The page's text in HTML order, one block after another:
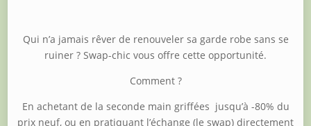
Qui n’a jamais rêver de renouveler sa garde robe sans se
ruiner ? Swap-chic vous offre cette opportunité.
Comment ?
En achetant de la seconde main griffées jusqu’à -80% du
prix neuf, ou en pratiquant l’échange (le swap) directement